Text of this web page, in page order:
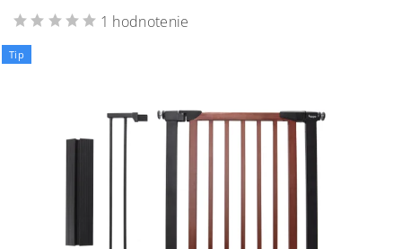
1 hodnotenie
Tip